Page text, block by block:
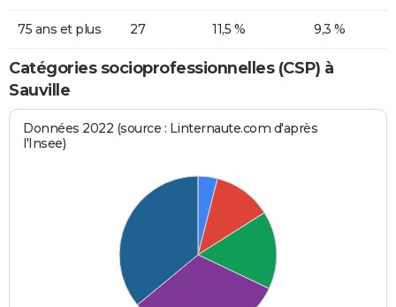
75 ans et plus 27 11,5 % 9,3 %
Catégories socioprofessionnelles (CSP) à
Sauville
Données 2022 (source : Linternaute.com d'après
l'Insee)